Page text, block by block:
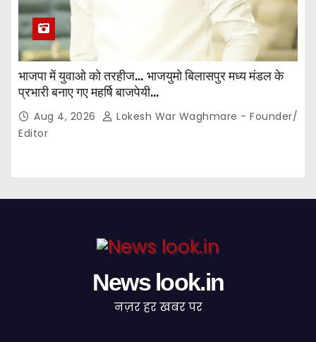
भाजपा में युवाओ को तरहीज… भाजयुमो बिलासपुर मध्य मंडल के
प्रभारी बनाए गए महर्षि बाजपेयी…
Aug 4, 2026
Lokesh War Waghmare - Founder/
Editor
News look.in
नज़र हर खबर पर